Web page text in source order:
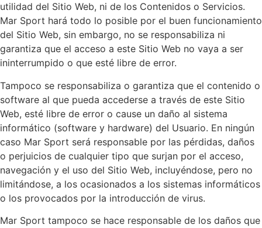
utilidad del Sitio Web, ni de los Contenidos o Servicios.
Mar Sport hará todo lo posible por el buen funcionamiento
del Sitio Web, sin embargo, no se responsabiliza ni
garantiza que el acceso a este Sitio Web no vaya a ser
ininterrumpido o que esté libre de error.
Tampoco se responsabiliza o garantiza que el contenido o
software al que pueda accederse a través de este Sitio
Web, esté libre de error o cause un daño al sistema
informático (software y hardware) del Usuario. En ningún
caso Mar Sport será responsable por las pérdidas, daños
o perjuicios de cualquier tipo que surjan por el acceso,
navegación y el uso del Sitio Web, incluyéndose, pero no
limitándose, a los ocasionados a los sistemas informáticos
o los provocados por la introducción de virus.
Mar Sport tampoco se hace responsable de los daños que